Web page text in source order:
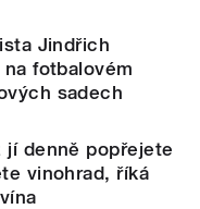
Jindřich
fotbalovém
sadech
jí denně popřejete
vinohrad, říká